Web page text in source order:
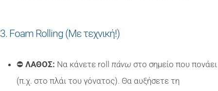
3. Foam Rolling (Με τεχνική!)
⛔ ΛΑΘΟΣ: Να κάνετε roll πάνω στο σημείο που πονάει
(π.χ. στο πλάι του γόνατος). Θα αυξήσετε τη